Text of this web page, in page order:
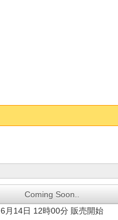
Coming Soon..
6月14日 12時00分 販売開始